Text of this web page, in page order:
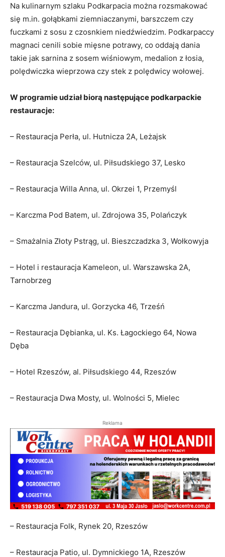
Na kulinarnym szlaku Podkarpacia można rozsmakować
się m.in. gołąbkami ziemniaczanymi, barszczem czy
fuczkami z sosu z czosnkiem niedźwiedzim. Podkarpaccy
magnaci cenili sobie mięsne potrawy, co oddają dania
takie jak sarnina z sosem wiśniowym, medalion z łosia,
polędwiczka wieprzowa czy stek z polędwicy wołowej.
W programie udział biorą następujące podkarpackie
restauracje:
– Restauracja Perła, ul. Hutnicza 2A, Leżajsk
– Restauracja Szelców, ul. Piłsudskiego 37, Lesko
– Restauracja Willa Anna, ul. Okrzei 1, Przemyśl
– Karczma Pod Batem, ul. Zdrojowa 35, Polańczyk
– Smażalnia Złoty Pstrąg, ul. Bieszczadzka 3, Wołkowyja
– Hotel i restauracja Kameleon, ul. Warszawska 2A,
Tarnobrzeg
– Karczma Jandura, ul. Gorzycka 46, Trześń
– Restauracja Dębianka, ul. Ks. Łagockiego 64, Nowa
Dęba
– Hotel Rzeszów, al. Piłsudskiego 44, Rzeszów
– Restauracja Dwa Mosty, ul. Wolności 5, Mielec
Reklama
– Restauracja Folk, Rynek 20, Rzeszów
– Restauracja Patio, ul. Dymnickiego 1A, Rzeszów